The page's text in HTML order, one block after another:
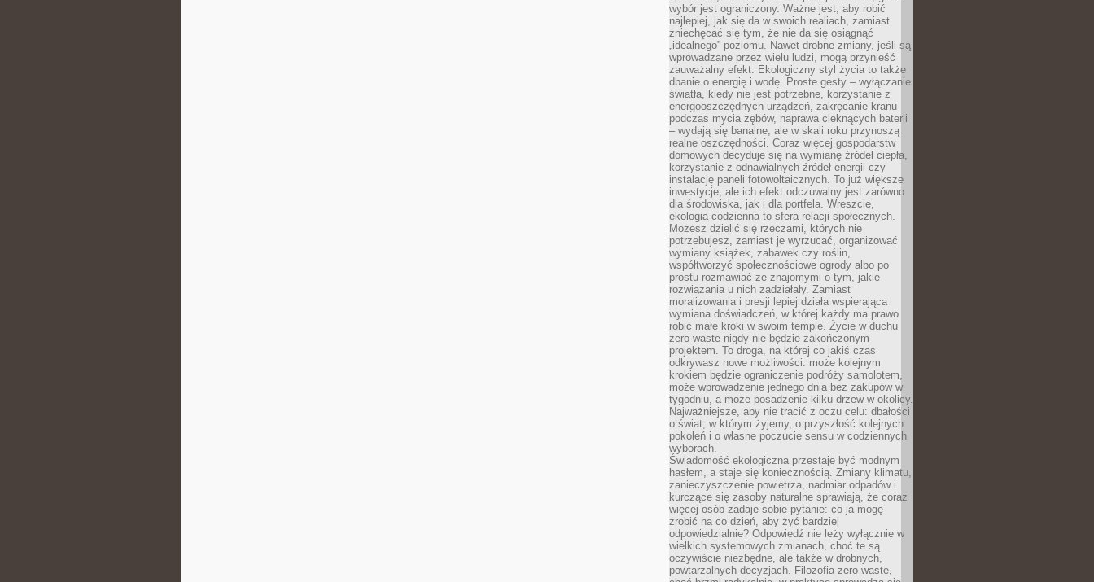
wybór jest ograniczony. Ważne jest, aby robić
najlepiej, jak się da w swoich realiach, zamiast
zniechęcać się tym, że nie da się osiągnąć
„idealnego” poziomu. Nawet drobne zmiany, jeśli są
wprowadzane przez wielu ludzi, mogą przynieść
zauważalny efekt. Ekologiczny styl życia to także
dbanie o energię i wodę. Proste gesty – wyłączanie
światła, kiedy nie jest potrzebne, korzystanie z
energooszczędnych urządzeń, zakręcanie kranu
podczas mycia zębów, naprawa cieknących baterii
– wydają się banalne, ale w skali roku przynoszą
realne oszczędności. Coraz więcej gospodarstw
domowych decyduje się na wymianę źródeł ciepła,
korzystanie z odnawialnych źródeł energii czy
instalację paneli fotowoltaicznych. To już większe
inwestycje, ale ich efekt odczuwalny jest zarówno
dla środowiska, jak i dla portfela. Wreszcie,
ekologia codzienna to sfera relacji społecznych.
Możesz dzielić się rzeczami, których nie
potrzebujesz, zamiast je wyrzucać, organizować
wymiany książek, zabawek czy roślin,
współtworzyć społecznościowe ogrody albo po
prostu rozmawiać ze znajomymi o tym, jakie
rozwiązania u nich zadziałały. Zamiast
moralizowania i presji lepiej działa wspierająca
wymiana doświadczeń, w której każdy ma prawo
robić małe kroki w swoim tempie. Życie w duchu
zero waste nigdy nie będzie zakończonym
projektem. To droga, na której co jakiś czas
odkrywasz nowe możliwości: może kolejnym
krokiem będzie ograniczenie podróży samolotem,
może wprowadzenie jednego dnia bez zakupów w
tygodniu, a może posadzenie kilku drzew w okolicy.
Najważniejsze, aby nie tracić z oczu celu: dbałości
o świat, w którym żyjemy, o przyszłość kolejnych
pokoleń i o własne poczucie sensu w codziennych
wyborach.
Świadomość ekologiczna przestaje być modnym
hasłem, a staje się koniecznością. Zmiany klimatu,
zanieczyszczenie powietrza, nadmiar odpadów i
kurczące się zasoby naturalne sprawiają, że coraz
więcej osób zadaje sobie pytanie: co ja mogę
zrobić na co dzień, aby żyć bardziej
odpowiedzialnie? Odpowiedź nie leży wyłącznie w
wielkich systemowych zmianach, choć te są
oczywiście niezbędne, ale także w drobnych,
powtarzalnych decyzjach. Filozofia zero waste,